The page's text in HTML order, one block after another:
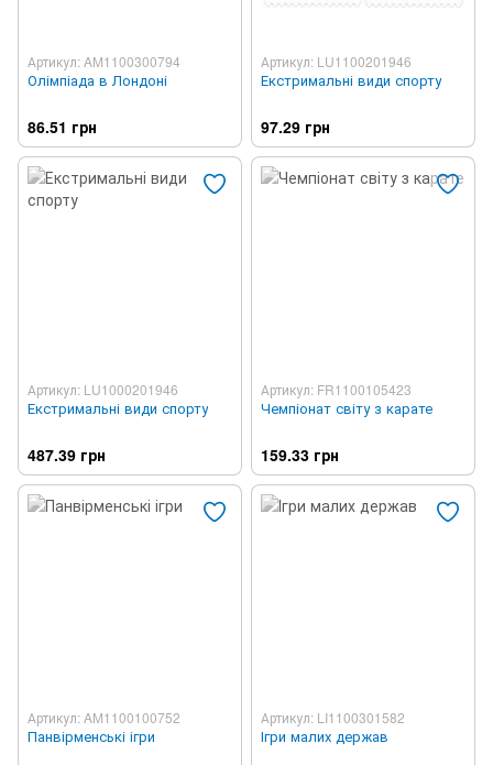
Артикул: AM1100300794
Олімпіада в Лондоні
86.51 грн
Артикул: LU1100201946
Екстримальні види спорту
97.29 грн
Артикул: LU1000201946
Екстримальні види спорту
487.39 грн
Артикул: FR1100105423
Чемпіонат світу з карате
159.33 грн
Артикул: AM1100100752
Панвірменські ігри
Артикул: LI1100301582
Ігри малих держав